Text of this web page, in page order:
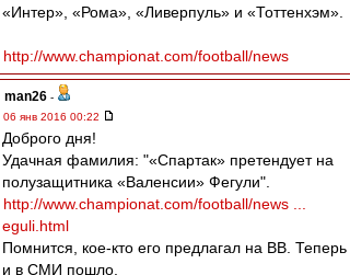
«Интер», «Рома», «Ливерпуль» и «Тоттенхэм».
http://www.championat.com/football/news
man26 -
06 янв 2016 00:22
Доброго дня!
Удачная фамилия: "«Спартак» претендует на
полузащитника «Валенсии» Фегули".
http://www.championat.com/football/news ...
eguli.html
Помнится, кое-кто его предлагал на ВВ. Теперь
и в СМИ пошло.